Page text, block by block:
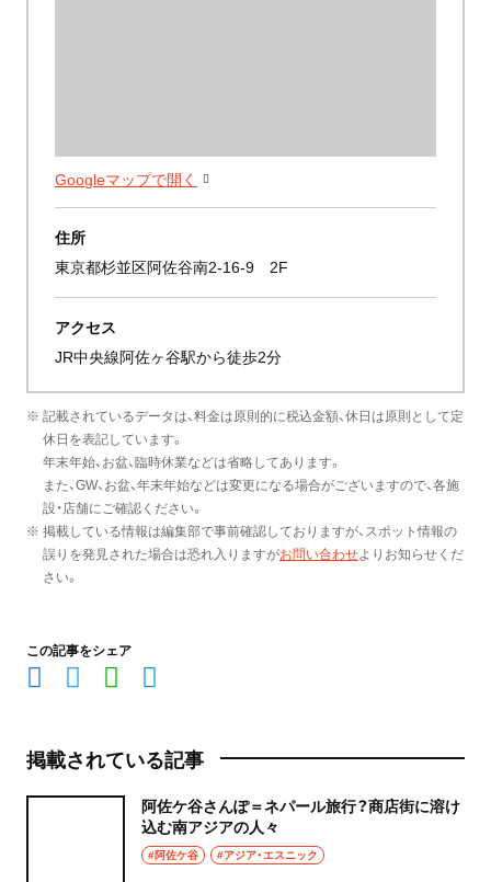
Googleマップで開く
住所
東京都杉並区阿佐谷南2-16-9 2F
アクセス
JR中央線阿佐ヶ谷駅から徒歩2分
※ 記載されているデータは、料金は原則的に税込金額、休日は原則として定
休日を表記しています。
年末年始、お盆、臨時休業などは省略してあります。
また、GW、お盆、年末年始などは変更になる場合がございますので、各施
設・店舗にご確認ください。
※ 掲載している情報は編集部で事前確認しておりますが、スポット情報の
誤りを発見された場合は恐れ入りますがお問い合わせよりお知らせくだ
さい。
この記事をシェア
掲載されている記事
阿佐ケ谷さんぽ＝ネパール旅行？商店街に溶け
込む南アジアの人々
#阿佐ケ谷 #アジア・エスニック